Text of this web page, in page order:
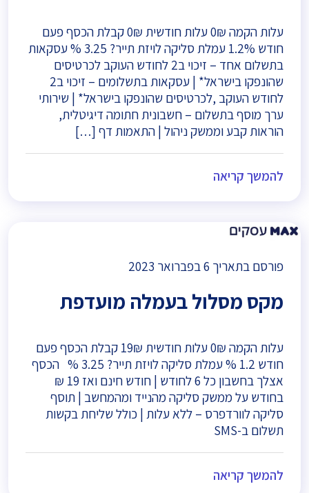
עלות הקמה 0₪ עלות חודשית 0₪ קבלת הכסף פעם
חודש 1.2% עמלת סליקה לויזת תייר? 3.25 % עסקאות
בתשלום אחד – זיכוי ב2 לחודש העוקב לכרטיסים
שהונפקו בישראל* | עסקאות בתשלומים – זיכוי ב2
לחודש העוקב ,לכרטיסים שהונפקו בישראל* | שירותי
ערך מוסף בתשלום – חשבונית חתומה דיגיטלית,
הוראות קבע וממשק ניהול | התאמות דף […]
להמשך קריאה
פורסם בתאריך 6 בפברואר 2023
מקס מסלול בעמלה מועדפת
עלות הקמה 0₪ עלות חודשית 19₪ קבלת הכסף פעם
חודש 1.2 % עמלת סליקה לויזת תייר? 3.25 % הכסף
אצלך בחשבון כל 6 לחודש | חודש חינם ואז 19 ₪
בחודש על ממשק סליקה מהנייד ומהמחשב | תוסף
סליקה לוורדפרס – ללא עלות | כולל שליחת בקשות
תשלום ב-SMS
להמשך קריאה